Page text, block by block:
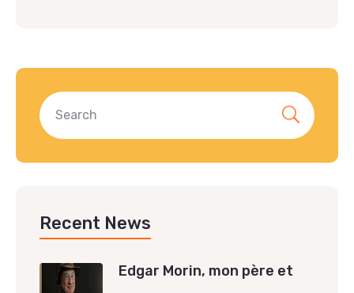
Recent News
Edgar Morin, mon père et